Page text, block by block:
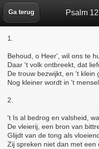
Ga terug
1.
Behoud, o Heer', wil ons te
Daar 't volk ontbreekt, dat
De trouw bezwijkt, en 't klein
Nog kleiner wordt in 't
2.
't Is al bedrog en valsheid,
De vleierij, een bron van
Glijdt van de tong als
Zij spreken niet dan met een